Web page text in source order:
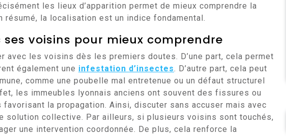
les lieux d’apparition permet de mieux comprendre la
résumé, la localisation est un indice fondamental.
ses voisins pour mieux comprendre
avec les voisins dès les premiers doutes. D’une part, cela permet
également une infestation d’insectes. D’autre part, cela peut
comme une poubelle mal entretenue ou un défaut structurel
les immeubles lyonnais anciens ont souvent des fissures ou
favorisant la propagation. Ainsi, discuter sans accuser mais avec
solution collective. Par ailleurs, si plusieurs voisins sont touchés,
une intervention coordonnée. De plus, cela renforce la